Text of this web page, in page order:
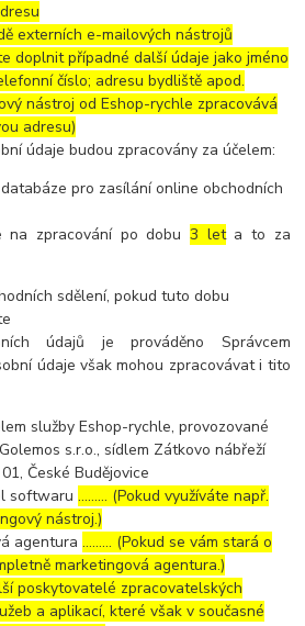
externích e-mailových nástrojů
doplnit případné další údaje jako jméno
číslo; adresu bydliště apod.
nástroj od Eshop-rychle zpracovává
adresu)
údaje budou zpracovány za účelem:
pro zasílání online obchodních
na zpracování po dobu3 leta to za
sdělení, pokud tuto dobu
údajů je prováděno Správcem
údaje však mohou zpracovávat i tito
služby Eshop-rychle, provozované
s.r.o., sídlem Zátkovo nábřeží
České Budějovice
softwaru……… (Pokud využíváte např.
nástroj.)
agentura……… (Pokud se vám stará o
marketingová agentura.)
poskytovatelé zpracovatelských
a aplikací, které však v současné